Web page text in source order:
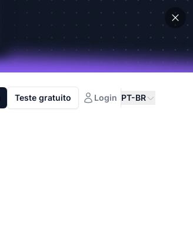
Teste gratuito Login PT-BR